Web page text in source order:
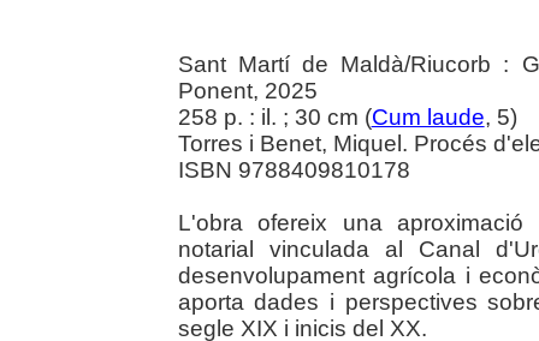
Sant Martí de Maldà/Riucorb :
Ponent, 2025
258 p. : il. ; 30 cm (Cum laude, 5)
Torres i Benet, Miquel. Procés
ISBN 9788409810178
L'obra ofereix una
notarial vinculada al Canal
desenvolupament agrícola i
aporta dades i perspectives
segle XIX i inicis del XX.